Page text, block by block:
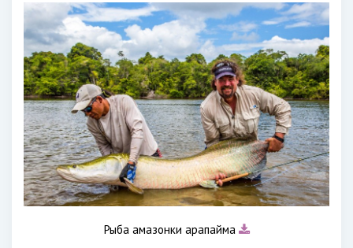
Рыба амазонки арапайма